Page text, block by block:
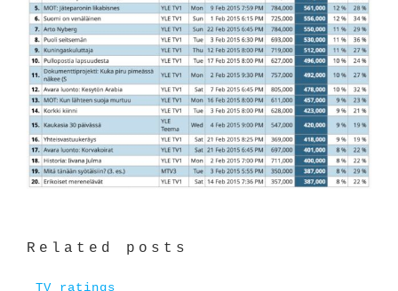
Related posts
TV ratings